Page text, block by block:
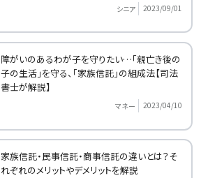
シニア 2023/09/01
障がいのあるわが子を守りたい…「親亡き後の
子の生活」を守る、「家族信託」の組成法【司法
書士が解説】
マネー 2023/04/10
家族信託・民事信託・商事信託の違いとは？そ
れぞれのメリットやデメリットを解説